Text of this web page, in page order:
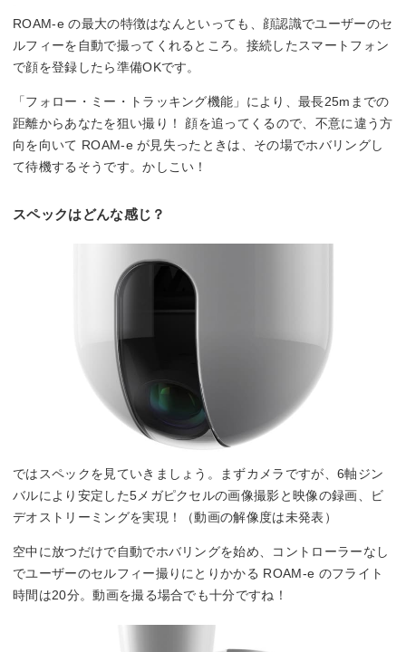
ROAM-e の最大の特徴はなんといっても、顔認識でユーザーのセ
ルフィーを自動で撮ってくれるところ。接続したスマートフォン
で顔を登録したら準備OKです。
「フォロー・ミー・トラッキング機能」により、最長25mまでの
距離からあなたを狙い撮り！ 顔を追ってくるので、不意に違う方
向を向いて ROAM-e が見失ったときは、その場でホバリングし
て待機するそうです。かしこい！
スペックはどんな感じ？
ではスペックを見ていきましょう。まずカメラですが、6軸ジン
バルにより安定した5メガピクセルの画像撮影と映像の録画、ビ
デオストリーミングを実現！（動画の解像度は未発表）
空中に放つだけで自動でホバリングを始め、コントローラーなし
でユーザーのセルフィー撮りにとりかかる ROAM-e のフライト
時間は20分。動画を撮る場合でも十分ですね！